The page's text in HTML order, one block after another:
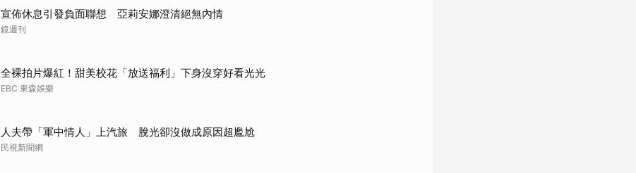
宣佈休息引發負面聯想 亞莉安娜澄清絕無內情
鏡週刊
全裸拍片爆紅！甜美校花「放送福利」下身沒穿好看光光
EBC 東森娛樂
人夫帶「軍中情人」上汽旅 脫光卻沒做成原因超尷尬
民視新聞網